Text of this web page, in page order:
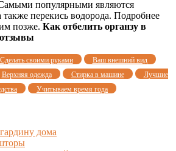
популярными являются
также перекись водорода. Подробнее
позже. Как отбелить органзу в
Сделать своими руками
Ваш внешний вид
Верхняя одежда Стирка в машине
Лучшие
Учитываем время года
дома